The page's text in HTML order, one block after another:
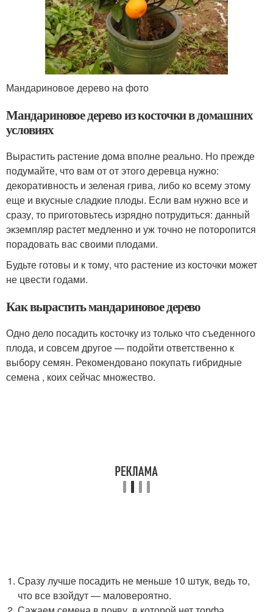
Мандариновое дерево на фото
Мандариновое дерево из косточки в домашних
условиях
Вырастить растение дома вполне реально. Но прежде
подумайте, что вам от от этого деревца нужно:
декоративность и зеленая грива, либо ко всему этому
еще и вкусные сладкие плоды. Если вам нужно все и
сразу, то приготовьтесь изрядно потрудиться: данный
экземпляр растет медленно и уж точно не поторопится
порадовать вас своими плодами.
Будьте готовы и к тому, что растение из косточки может
не цвести годами.
Как вырастить мандариновое дерево
Одно дело посадить косточку из только что съеденного
плода, и совсем другое — подойти ответственно к
выбору семян. Рекомендовано покупать гибридные
семена , коих сейчас множество.
Сразу лучше посадить не меньше 10 штук, ведь то,
что все взойдут — маловероятно.